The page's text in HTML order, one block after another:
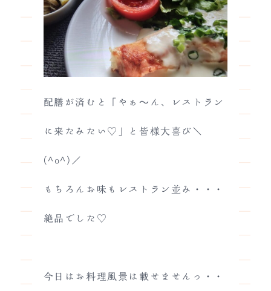
配膳が済むと「やぁ～ん、レストラン
に来たみたい♡」と皆様大喜び＼
(^o^)／
もちろんお味もレストラン並み・・・
絶品でした♡
今日はお料理風景は載せませんっ・・